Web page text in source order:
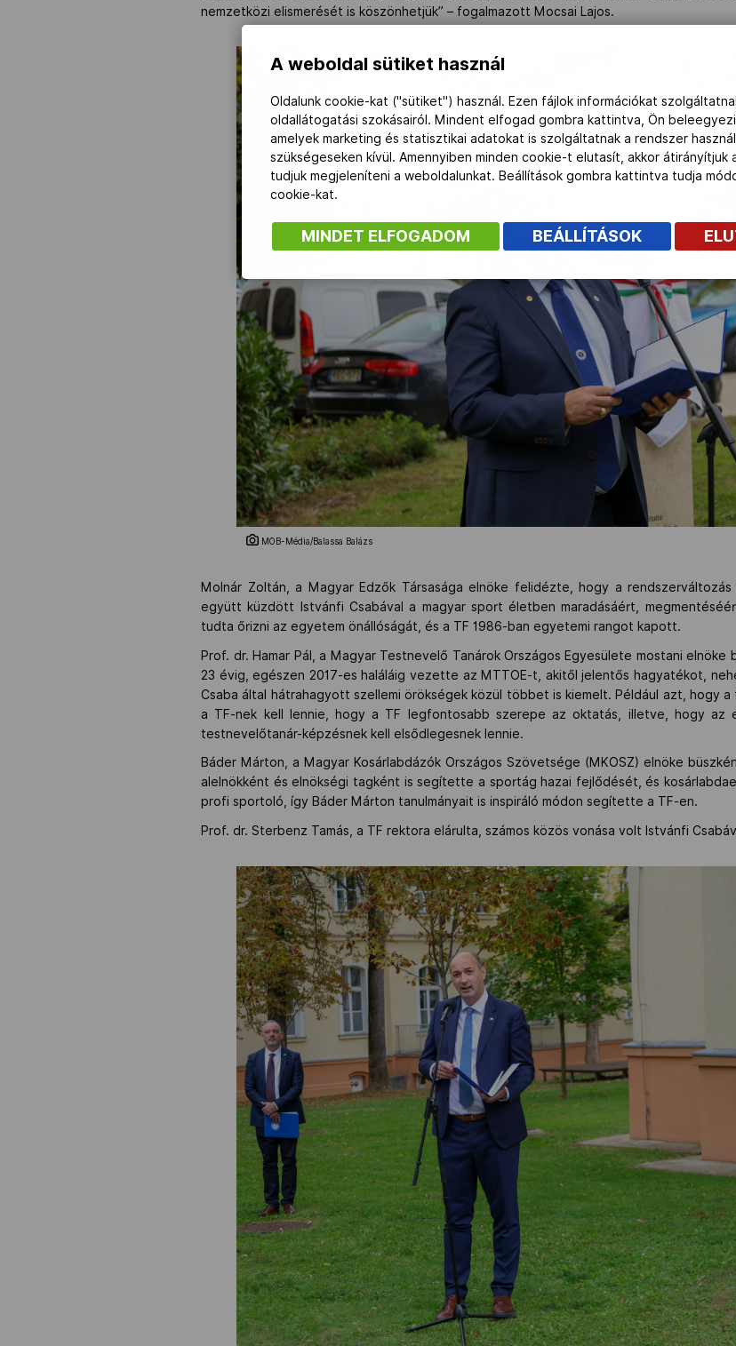
nemzetközi elismerését is köszönhetjük” – fogalmazott Mocsai Lajos.
MOB-Média/Balassa Balázs
Molnár Zoltán, a Magyar Edzők Társasága elnöke felidézte, hogy a
együtt küzdött Istvánfi Csabával a magyar sport életben maradásáért,
tudta őrizni az egyetem önállóságát, és a TF 1986-ban egyetemi rangot kapott.
Prof. dr. Hamar Pál, a Magyar Testnevelő Tanárok Országos Egyesülete mostani
23 évig, egészen 2017-es haláláig vezette az MTTOE-t, akitől jelentős hagyatékot,
Csaba által hátrahagyott szellemi örökségek közül többet is kiemelt. Például azt, hogy
a TF-nek kell lennie, hogy a TF legfontosabb szerepe az oktatás, illetve, hogy az
testnevelőtanár-képzésnek kell elsődlegesnek lennie.
Báder Márton, a Magyar Kosárlabdázók Országos Szövetsége (MKOSZ) elnöke
alelnökként és elnökségi tagként is segítette a sportág hazai fejlődését, és
profi sportoló, így Báder Márton tanulmányait is inspiráló módon segítette a TF-en.
Prof. dr. Sterbenz Tamás, a TF rektora elárulta, számos közös vonása volt Istvánfi
A weboldal sütiket használ
Oldalunk cookie-kat ("sütiket") használ. Ezen fájlok információkat
oldallátogatási szokásairól. Mindent elfogad gombra kattintva, Ön
amelyek marketing és statisztikai adatokat is szolgáltatnak a rendszer
szükségeseken kívül. Amennyiben minden cookie-t elutasít, akkor átirányítjuk
tudjuk megjeleníteni a weboldalunkat. Beállítások gombra kattintva tudja
cookie-kat.
MINDET ELFOGADOM BEÁLLÍTÁSOK